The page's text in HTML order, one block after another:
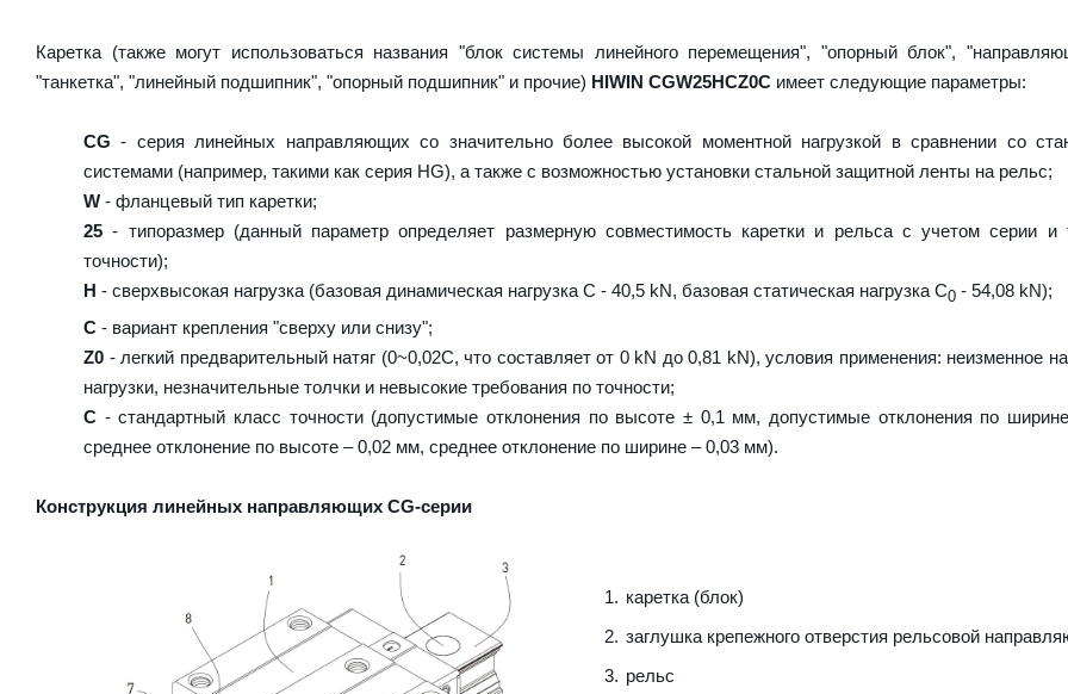
Каретка (также могут использоваться названия "блок системы линейного перемещения", "опорный блок",
"танкетка", "линейный подшипник", "опорный подшипник" и прочие) HIWIN CGW25HCZ0C имеет следующие параметры:
CG - серия линейных направляющих со значительно более высокой моментной нагрузкой в сравнении со
системами (например, такими как серия HG), а также с возможностью установки стальной защитной ленты на рельс;
W - фланцевый тип каретки;
25 - типоразмер (данный параметр определяет размерную совместимость каретки и рельса с учетом серии и
точности);
H - сверхвысокая нагрузка (базовая динамическая нагрузка C - 40,5 kN, базовая статическая нагрузка С0 - 54,08 kN);
C - вариант крепления "сверху или снизу";
Z0 - легкий предварительный натяг (0~0,02C, что составляет от 0 kN до 0,81 kN), условия применения: неизменное
нагрузки, незначительные толчки и невысокие требования по точности;
C - стандартный класс точности (допустимые отклонения по высоте ± 0,1 мм, допустимые отклонения по
среднее отклонение по высоте – 0,02 мм, среднее отклонение по ширине – 0,03 мм).
Конструкция линейных направляющих CG-серии
каретка (блок)
заглушка крепежного отверстия рельсовой
рельс